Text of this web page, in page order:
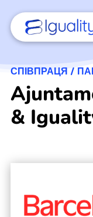
СПІВПРАЦЯ /
&